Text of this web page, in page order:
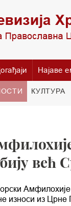
Најаве
КУЛТУРА
већ
износи из